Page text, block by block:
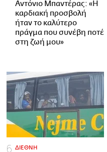
Αντόνιο Μπαντέρας: «Η
καρδιακή προσβολή
ήταν το καλύτερο
πράγμα που συνέβη ποτέ
στη ζωή μου»
ΔΙΕΘΝΗ